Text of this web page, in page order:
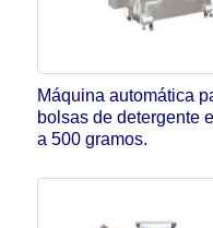
Máquina automática
bolsas de detergente
a 500 gramos.